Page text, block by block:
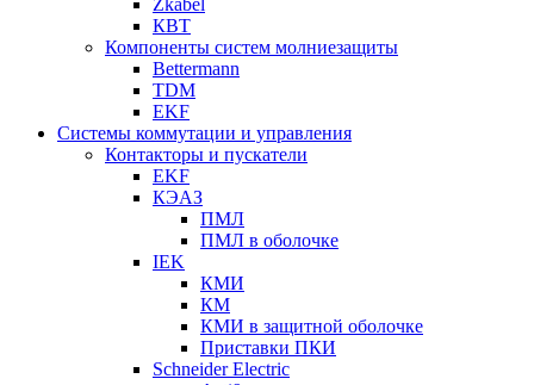
КВТ
Компоненты систем молниезащиты
Bettermann
TDM
EKF
Системы коммутации и управления
Контакторы и пускатели
EKF
КЭАЗ
ПМЛ
ПМЛ в оболочке
IEK
КМИ
КМ
КМИ в защитной оболочке
Приставки ПКИ
Schneider Electric